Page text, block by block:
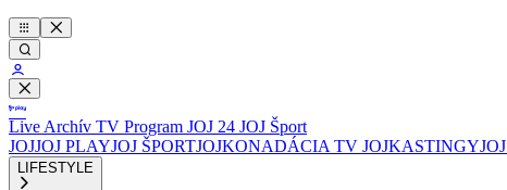
Live Archív TV Program JOJ 24 JOJ Šport
JOJJOJ PLAYJOJ ŠPORTJOJKONADÁCIA TV JOJKASTINGY
LIFESTYLE